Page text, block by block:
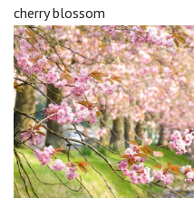
cherry blossom